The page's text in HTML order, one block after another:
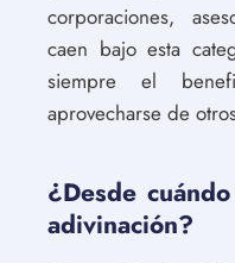
corporaciones,
caen bajo esta
siempre el
aprovecharse de
¿Desde
adivinación?